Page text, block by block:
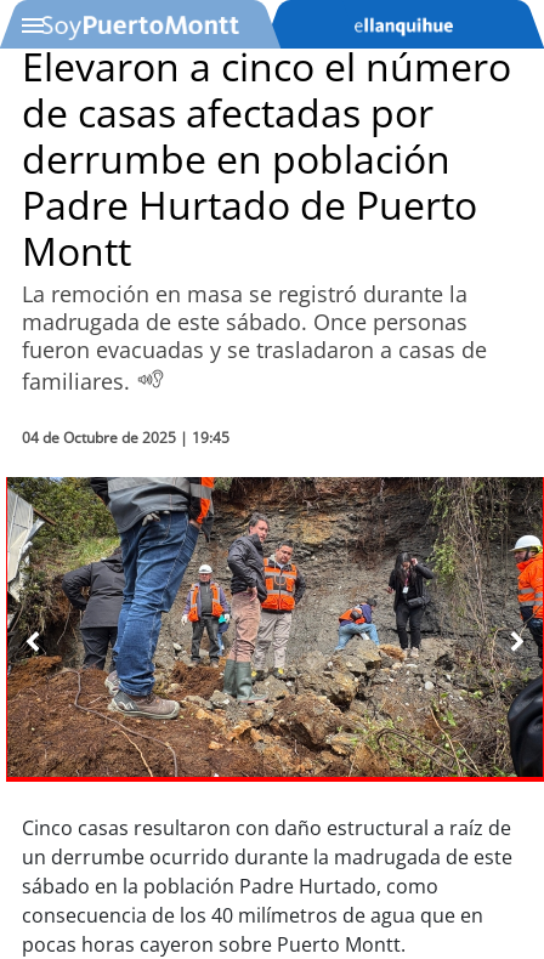
Podcast
Actualidad
Entretención
Economía
Deportes
Tecnología
Sostenibilidad
soychile
soyarica
soyiquique
soyantofagasta
soycopiapó
Elevaron a cinco el número
de casas afectadas por
derrumbe en población
Padre Hurtado de Puerto
Montt
La remoción en masa se registró durante la
madrugada de este sábado. Once personas
fueron evacuadas y se trasladaron a casas de
familiares.
04 de Octubre de 2025 | 19:45
Cinco casas resultaron con daño estructural a raíz de
un derrumbe ocurrido durante la madrugada de este
sábado en la población Padre Hurtado, como
consecuencia de los 40 milímetros de agua que en
pocas horas cayeron sobre Puerto Montt.